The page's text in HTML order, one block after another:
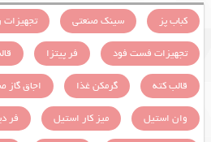
کباب پز سینک صنعتی
تجهیزات فست فود
فر پیتزا
قالب کته
گرمکن غذا اجاق گاز
وان استیل
میز کار استیل فر